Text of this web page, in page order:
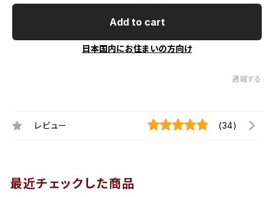
Add to cart
日本国内にお住まいの方向け
通報する
レビュー (34)
最近チェックした商品